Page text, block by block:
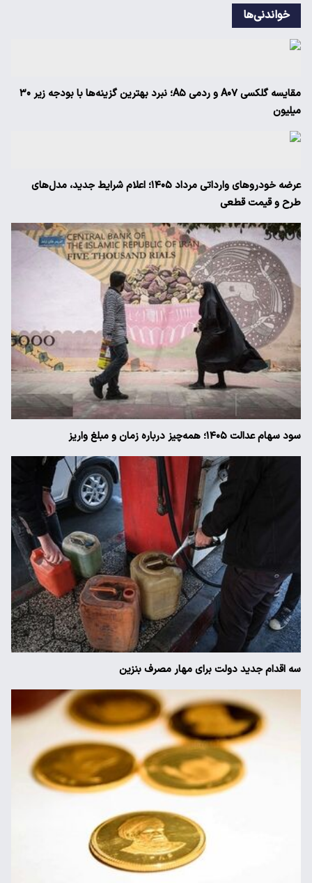
خواندنی‌ها
مقایسه گلکسی A۰۷ و ردمی A۵؛ نبرد بهترین گزینه‌ها با بودجه زیر ۳۰
میلیون
عرضه خودروهای وارداتی مرداد ۱۴۰۵؛ اعلام شرایط جدید، مدل‌های
طرح و قیمت قطعی
سود سهام عدالت ۱۴۰۵؛ همه‌چیز درباره زمان و مبلغ واریز
سه اقدام جدید دولت برای مهار مصرف بنزین